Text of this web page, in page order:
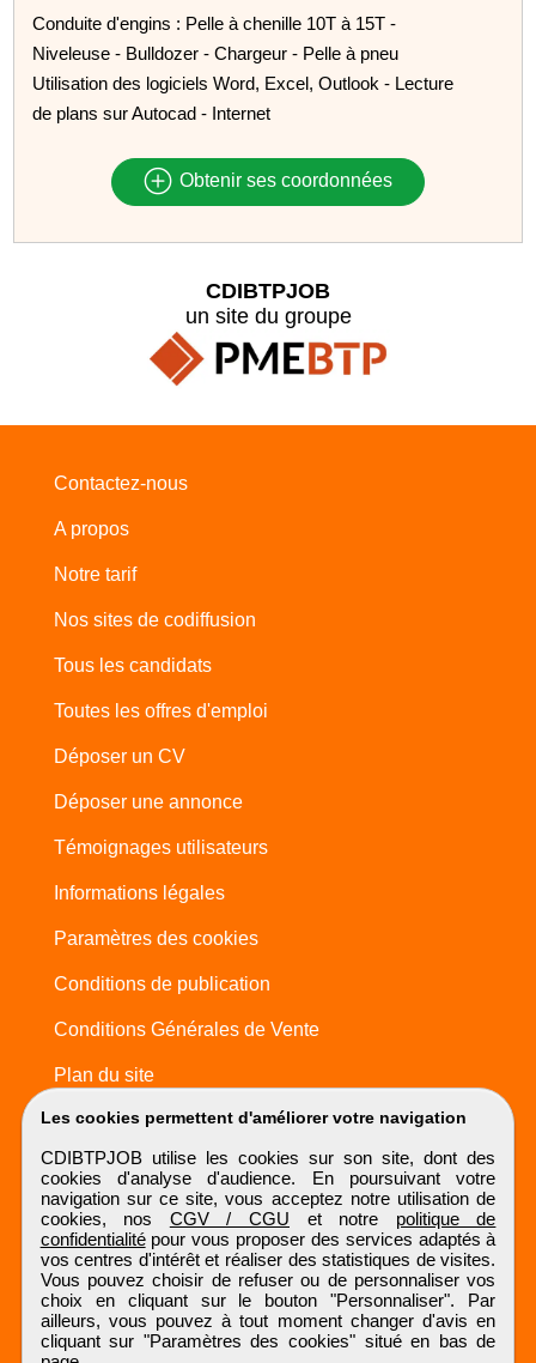
Conduite d'engins : Pelle à chenille 10T à 15T -
Niveleuse - Bulldozer - Chargeur - Pelle à pneu
Utilisation des logiciels Word, Excel, Outlook - Lecture
de plans sur Autocad - Internet
Obtenir ses coordonnées
Les cookies permettent d'améliorer votre navigation
CDIBTPJOB utilise les cookies sur son site, dont des
cookies d'analyse d'audience. En poursuivant votre
navigation sur ce site, vous acceptez notre utilisation de
cookies, nos CGV / CGU et notre politique de
confidentialitépour vous proposer des services adaptés à
vos centres d'intérêt et réaliser des statistiques de visites.
Vous pouvez choisir de refuser ou de personnaliser vos
choix en cliquant sur le bouton "Personnaliser". Par
ailleurs, vous pouvez à tout moment changer d'avis en
cliquant sur "Paramètres des cookies" situé en bas de
CDIBTPJOB
un site du groupe
Contactez-nous
A propos
Notre tarif
Nos sites de codiffusion
Tous les candidats
Toutes les offres d'emploi
Déposer un CV
Déposer une annonce
Témoignages utilisateurs
Informations légales
Paramètres des cookies
Conditions de publication
Conditions Générales de Vente
Plan du site